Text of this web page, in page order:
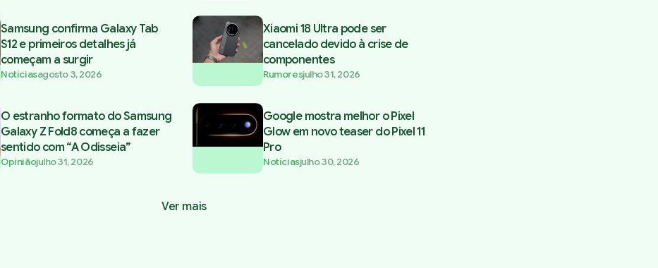
Samsung confirma Galaxy Tab
S12 e primeiros detalhes já
começam a surgir
Notíciasagosto 3, 2026
Xiaomi 18 Ultra pode ser
cancelado devido à crise de
componentes
Rumoresjulho 31, 2026
O estranho formato do Samsung
Galaxy Z Fold8 começa a fazer
sentido com “A Odisseia”
Opiniãojulho 31, 2026
Google mostra melhor o Pixel
Glow em novo teaser do Pixel 11
Pro
Notíciasjulho 30, 2026
Ver mais